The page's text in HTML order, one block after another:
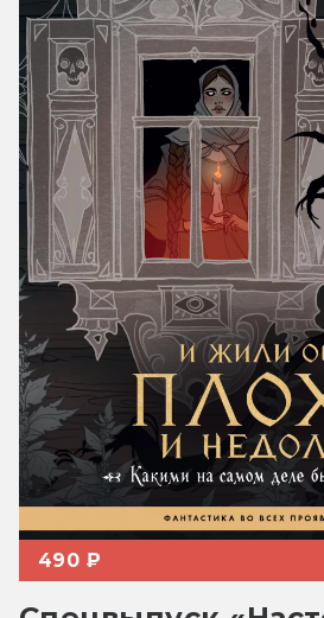
490 ₽